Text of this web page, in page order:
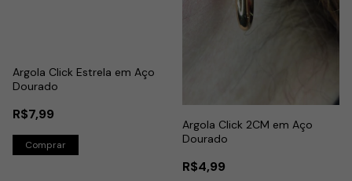
Argola Click Estrela em Aço
Dourado
R$7,99
Argola Click 2CM em Aço
Dourado
R$4,99